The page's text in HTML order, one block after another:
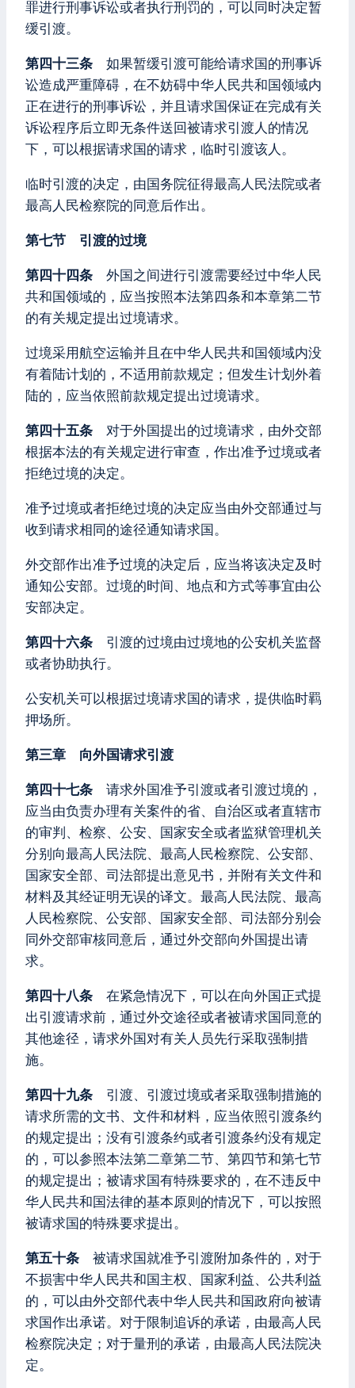
罪进行刑事诉讼或者执行刑罚的，可以同时决定暂
缓引渡。
第四十三条 如果暂缓引渡可能给请求国的刑事诉
讼造成严重障碍，在不妨碍中华人民共和国领域内
正在进行的刑事诉讼，并且请求国保证在完成有关
诉讼程序后立即无条件送回被请求引渡人的情况
下，可以根据请求国的请求，临时引渡该人。
临时引渡的决定，由国务院征得最高人民法院或者
最高人民检察院的同意后作出。
第七节 引渡的过境
第四十四条 外国之间进行引渡需要经过中华人民
共和国领域的，应当按照本法第四条和本章第二节
的有关规定提出过境请求。
过境采用航空运输并且在中华人民共和国领域内没
有着陆计划的，不适用前款规定；但发生计划外着
陆的，应当依照前款规定提出过境请求。
第四十五条 对于外国提出的过境请求，由外交部
根据本法的有关规定进行审查，作出准予过境或者
拒绝过境的决定。
准予过境或者拒绝过境的决定应当由外交部通过与
收到请求相同的途径通知请求国。
外交部作出准予过境的决定后，应当将该决定及时
通知公安部。过境的时间、地点和方式等事宜由公
安部决定。
第四十六条 引渡的过境由过境地的公安机关监督
或者协助执行。
公安机关可以根据过境请求国的请求，提供临时羁
押场所。
第三章 向外国请求引渡
第四十七条 请求外国准予引渡或者引渡过境的，
应当由负责办理有关案件的省、自治区或者直辖市
的审判、检察、公安、国家安全或者监狱管理机关
分别向最高人民法院、最高人民检察院、公安部、
国家安全部、司法部提出意见书，并附有关文件和
材料及其经证明无误的译文。最高人民法院、最高
人民检察院、公安部、国家安全部、司法部分别会
同外交部审核同意后，通过外交部向外国提出请
求。
第四十八条 在紧急情况下，可以在向外国正式提
出引渡请求前，通过外交途径或者被请求国同意的
其他途径，请求外国对有关人员先行采取强制措
施。
第四十九条 引渡、引渡过境或者采取强制措施的
请求所需的文书、文件和材料，应当依照引渡条约
的规定提出；没有引渡条约或者引渡条约没有规定
的，可以参照本法第二章第二节、第四节和第七节
的规定提出；被请求国有特殊要求的，在不违反中
华人民共和国法律的基本原则的情况下，可以按照
被请求国的特殊要求提出。
第五十条 被请求国就准予引渡附加条件的，对于
不损害中华人民共和国主权、国家利益、公共利益
的，可以由外交部代表中华人民共和国政府向被请
求国作出承诺。对于限制追诉的承诺，由最高人民
检察院决定；对于量刑的承诺，由最高人民法院决
定。